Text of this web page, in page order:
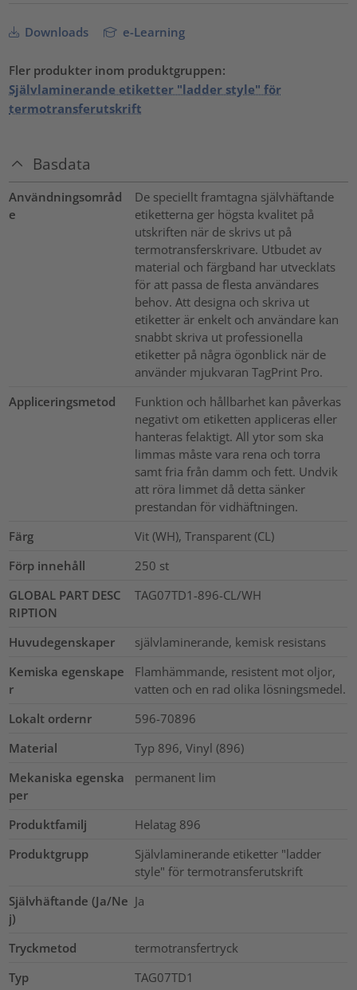
Downloads e-Learning
Fler produkter inom produktgruppen:
Självlaminerande etiketter "ladder style" för
termotransferutskrift
Basdata
Användningsområd
e
De speciellt framtagna självhäftande
etiketterna ger högsta kvalitet på
utskriften när de skrivs ut på
termotransferskrivare. Utbudet av
material och färgband har utvecklats
för att passa de flesta användares
behov. Att designa och skriva ut
etiketter är enkelt och användare kan
snabbt skriva ut professionella
etiketter på några ögonblick när de
använder mjukvaran TagPrint Pro.
Appliceringsmetod
Funktion och hållbarhet kan påverkas
negativt om etiketten appliceras eller
hanteras felaktigt. All ytor som ska
limmas måste vara rena och torra
samt fria från damm och fett. Undvik
att röra limmet då detta sänker
prestandan för vidhäftningen.
Färg
Vit (WH), Transparent (CL)
Förp innehåll
250 st
GLOBAL PART DESC
RIPTION
TAG07TD1-896-CL/WH
Huvudegenskaper
självlaminerande, kemisk resistans
Kemiska egenskape
r
Flamhämmande, resistent mot oljor,
vatten och en rad olika lösningsmedel.
Lokalt ordernr
596-70896
Material
Typ 896, Vinyl (896)
Mekaniska egenska
per
permanent lim
Produktfamilj
Helatag 896
Produktgrupp
Självlaminerande etiketter "ladder
style" för termotransferutskrift
Självhäftande (Ja/Ne
j)
Ja
Tryckmetod
termotransfertryck
Typ
TAG07TD1